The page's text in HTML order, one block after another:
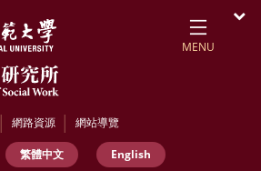
MENU
網路資源 網站導覽
繁體中文 English